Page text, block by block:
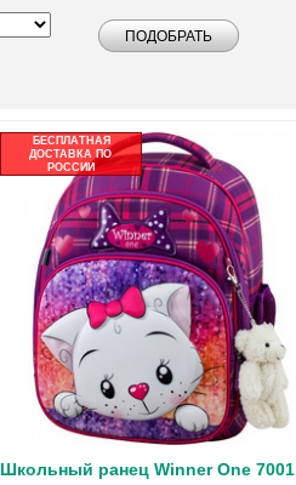
БЕСПЛАТНАЯ
ДОСТАВКА ПО
РОССИИ
Школьный ранец Winner One 7001